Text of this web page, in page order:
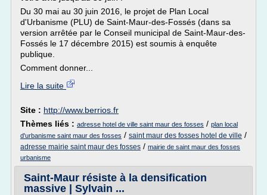
Du 30 mai au 30 juin 2016, le projet de Plan Local
d'Urbanisme (PLU) de Saint-Maur-des-Fossés (dans sa
version arrêtée par le Conseil municipal de Saint-Maur-des-
Fossés le 17 décembre 2015) est soumis à enquête
publique.
Comment donner...
Lire la suite
Site : http://www.berrios.fr
Thèmes liés : adresse hotel de ville saint maur des fosses / plan local
d'urbanisme saint maur des fosses / saint maur des fosses hotel de ville /
adresse mairie saint maur des fosses / mairie de saint maur des fosses
urbanisme
Saint-Maur résiste à la densification
massive | Sylvain ...